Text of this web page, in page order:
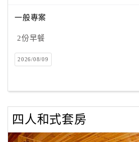
訂
房
Q&A
旅
卡
訂
一般專案
2份早餐
2026/08/09
四人和式套房